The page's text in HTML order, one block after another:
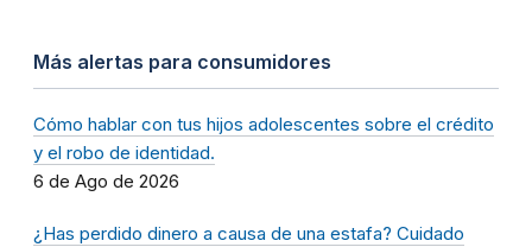
Más alertas para consumidores
Cómo hablar con tus hijos adolescentes sobre el crédito
y el robo de identidad.
6 de Ago de 2026
¿Has perdido dinero a causa de una estafa? Cuidado